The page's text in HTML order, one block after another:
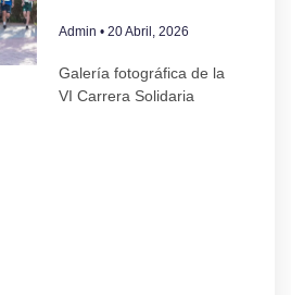
Admin 20 Abril, 2026
Galería fotográfica de la
VI Carrera Solidaria